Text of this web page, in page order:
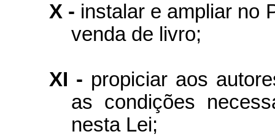
X - instalar e ampliar no
venda de livro;
XI - propiciar aos
as condições
nesta Lei;